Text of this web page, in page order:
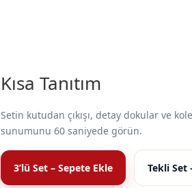
Kısa Tanıtım
Setin kutudan çıkışı, detay dokular ve
sunumunu 60 saniyede görün.
3’lü Set – Sepete Ekle Tekli Set